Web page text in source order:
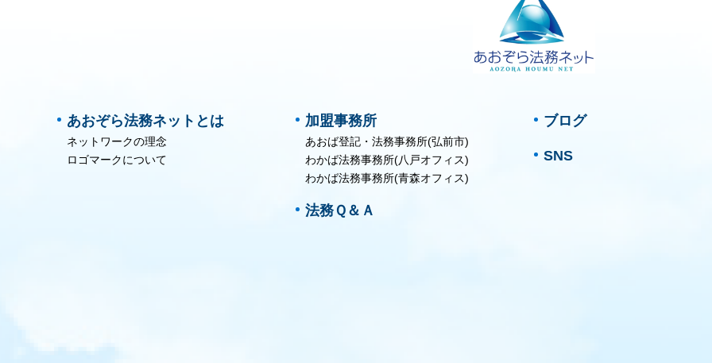
あおぞら法務ネットとは
ネットワークの理念
ロゴマークについて
加盟事務所
あおば登記・法務事務所(弘前市)
わかば法務事務所(八戸オフィス)
わかば法務事務所(青森オフィス)
法務Ｑ＆Ａ
ブログ
SNS